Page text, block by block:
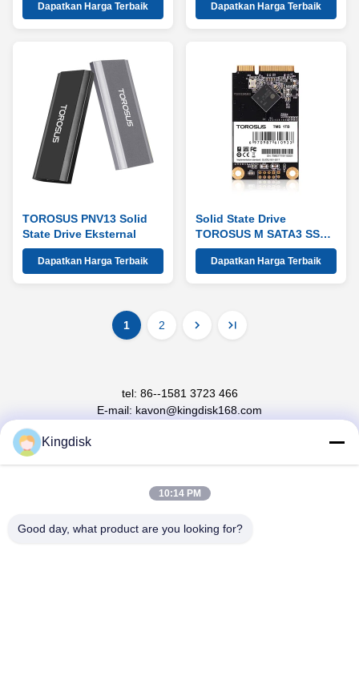
Dapatkan Harga Terbaik Dapatkan Harga Terbaik
TOROSUS PNV13 Solid
State Drive Eksternal
Dapatkan Harga Terbaik
Solid State Drive
TOROSUS M SATA3 SSD
TMS
Dapatkan Harga Terbaik
1 2
tel: 86--1581 3723 466
E-mail: kavon@kingdisk168.com
Lantai 3, Bangunan Ronghui, No.27 Jalan Hengnan, Komunitas
Guxing, Jalan Xixiang, Distrik Bao'an, Shenzhen, Guangdong,
Hubungi KamiSemua Kasus Quote Request Suatu
Kingdisk
10:14 PM
Good day, what product are you looking for?